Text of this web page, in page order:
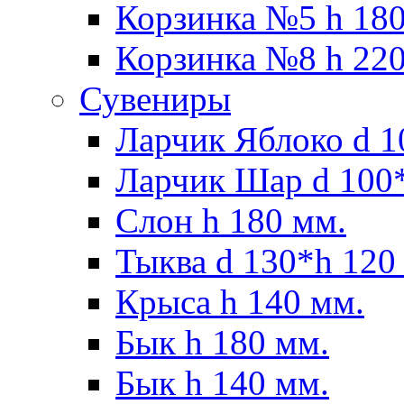
Корзинка №5 h
Корзинка №8 h
Сувениры
Ларчик Яблоко d
Ларчик Шар d
Слон h 180 мм.
Тыква d 130*h
Крыса h 140 мм.
Бык h 180 мм.
Бык h 140 мм.